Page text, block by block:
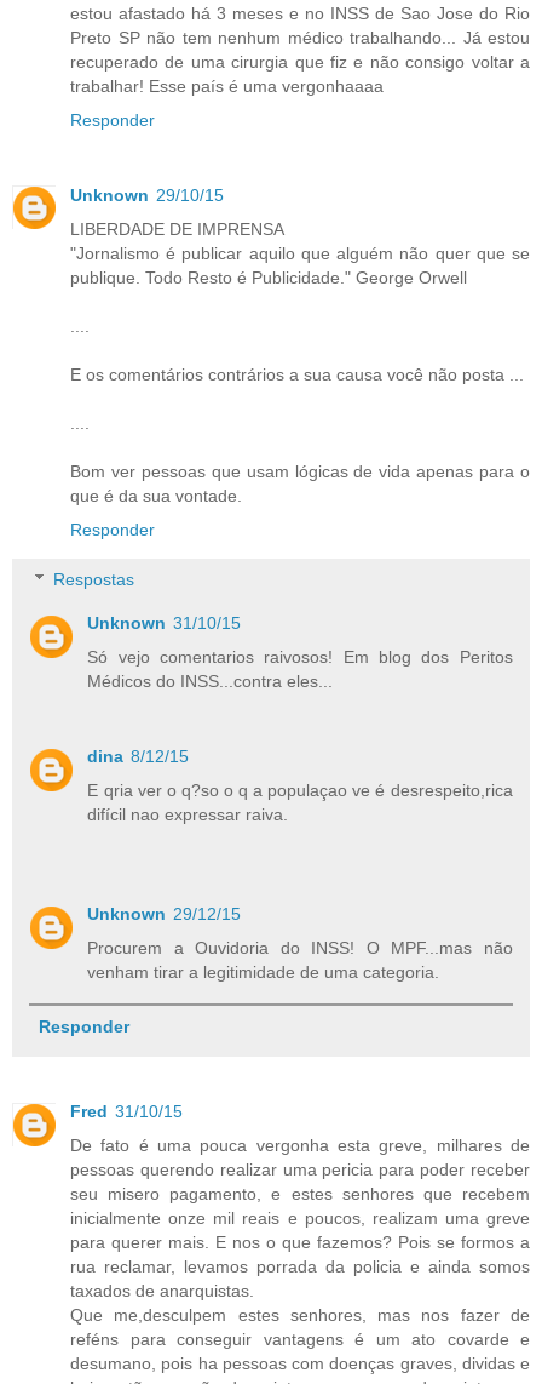
estou afastado há 3 meses e no INSS de Sao Jose do Rio
Preto SP não tem nenhum médico trabalhando... Já estou
recuperado de uma cirurgia que fiz e não consigo voltar a
trabalhar! Esse país é uma vergonhaaaa
Responder
Unknown 29/10/15
LIBERDADE DE IMPRENSA
"Jornalismo é publicar aquilo que alguém não quer que se
publique. Todo Resto é Publicidade." George Orwell
E os comentários contrários a sua causa você não posta ...
Bom ver pessoas que usam lógicas de vida apenas para o
que é da sua vontade.
Responder
Respostas
Unknown 31/10/15
Só vejo comentarios raivosos! Em blog dos Peritos
Médicos do INSS...contra eles...
dina 8/12/15
E qria ver o q?so o q a populaçao ve é desrespeito,rica
difícil nao expressar raiva.
Unknown 29/12/15
Procurem a Ouvidoria do INSS! O MPF...mas não
venham tirar a legitimidade de uma categoria.
Responder
Fred 31/10/15
De fato é uma pouca vergonha esta greve, milhares de
pessoas querendo realizar uma pericia para poder receber
seu misero pagamento, e estes senhores que recebem
inicialmente onze mil reais e poucos, realizam uma greve
para querer mais. E nos o que fazemos? Pois se formos a
rua reclamar, levamos porrada da policia e ainda somos
taxados de anarquistas.
Que me,desculpem estes senhores, mas nos fazer de
reféns para conseguir vantagens é um ato covarde e
desumano, pois ha pessoas com doenças graves, dividas e